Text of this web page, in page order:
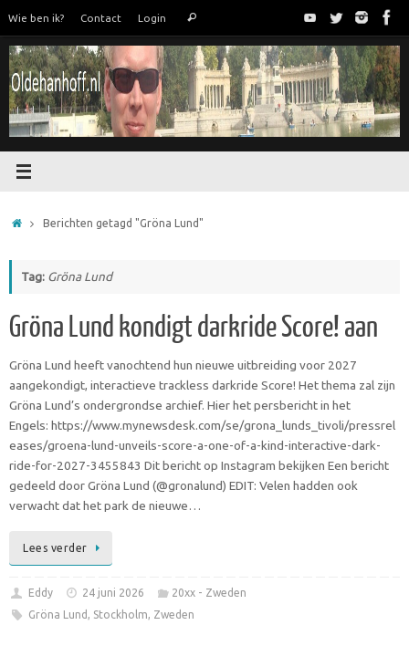
de
inhoud
Wie ben ik? Contact Login Zoeken
HomeBerichten getagd "Gröna Lund"
Tag: Gröna Lund
Gröna Lund kondigt darkride Score! aan
Gröna Lund heeft vanochtend hun nieuwe uitbreiding voor 2027
aangekondigt, interactieve trackless darkride Score! Het thema zal zijn
Gröna Lund’s ondergrondse archief. Hier het persbericht in het
Engels: https://www.mynewsdesk.com/se/grona_lunds_tivoli/pressrel
eases/groena-lund-unveils-score-a-one-of-a-kind-interactive-dark-
ride-for-2027-3455843 Dit bericht op Instagram bekijken Een bericht
gedeeld door Gröna Lund (@gronalund) EDIT: Velen hadden ook
verwacht dat het park de nieuwe…
Lees verder
Eddy 24 juni 2026
20xx - Zweden
Gröna Lund
Stockholm Zweden